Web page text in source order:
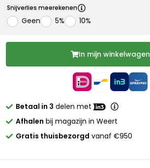
Snijverlies meerekenen
Geen 5% 10%
In mijn winkelwagen
Betaal in 3 delen met
Afhalen bij magazijn in Weert
Gratis thuisbezorgd vanaf €950